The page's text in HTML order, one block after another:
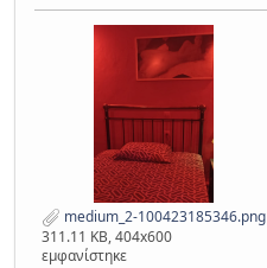
medium_2-100423185346.png
311.11 KB, 404x600
εμφανίστηκε